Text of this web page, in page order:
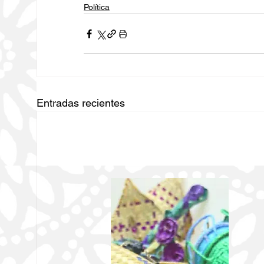
Política
Entradas recientes